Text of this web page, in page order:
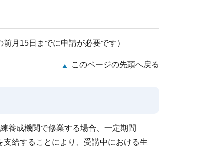
月15日までに申請が必要です）
このページの先頭へ戻る
養成機関で修業する場合、一定期間
給することにより、受講中における生